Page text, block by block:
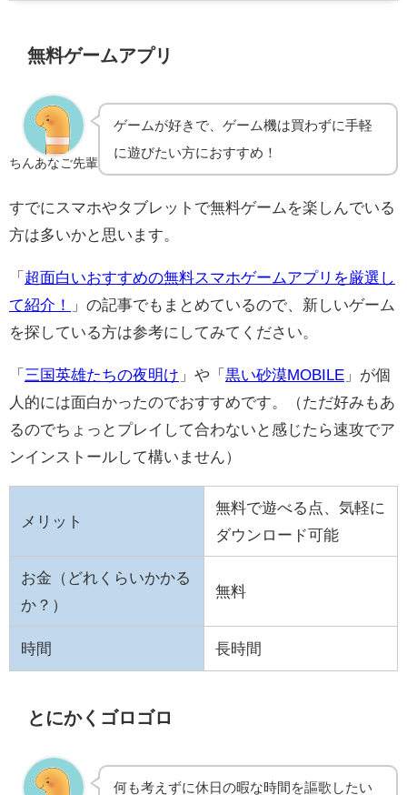
無料ゲームアプリ
ちんあなご先輩
ゲームが好きで、ゲーム機は買わずに手軽
に遊びたい方におすすめ！
すでにスマホやタブレットで無料ゲームを楽しんでいる
方は多いかと思います。
「 超面白いおすすめの無料スマホゲームアプリを厳選し
て紹介！
」の記事でもまとめているので、新しいゲーム
を探している方は参考にしてみてください。
「 三国英雄たちの夜明け 」や「 黒い砂漠MOBILE 」が個
人的には面白かったのでおすすめです。（ただ好みもあ
るのでちょっとプレイして合わないと感じたら速攻でア
ンインストールして構いません）
メリット
無料で遊べる点、気軽に
ダウンロード可能
お金（どれくらいかかる
か？）
無料
時間 長時間
とにかくゴロゴロ
何も考えずに休日の暇な時間を謳歌したい